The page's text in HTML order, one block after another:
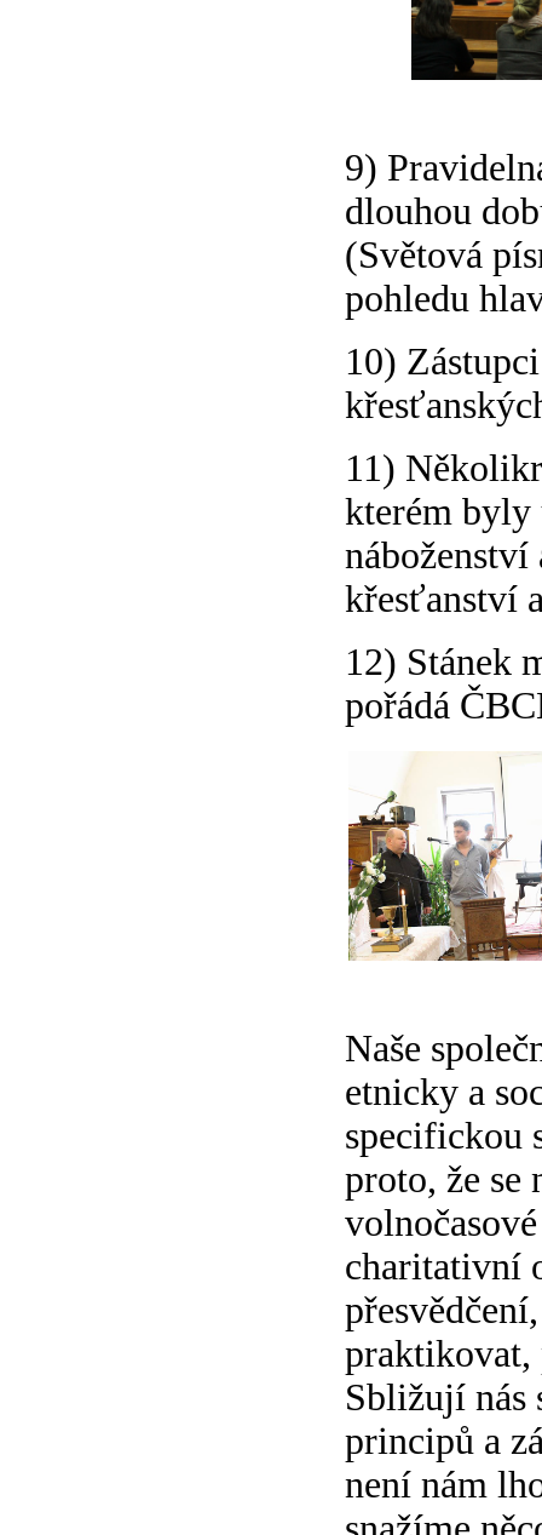
9)
dlouhou
(Světová
pohledu
10)
11)
kterém byly
křesťanství
12) Stánek
pořádá
Naše
etnicky a
specifickou
proto, že se
charitativní
praktikovat,
Sbližují nás
principů a
není nám